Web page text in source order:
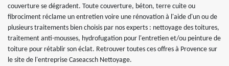
couverture se dégradent. Toute couverture, béton, terre cuite ou
fibrociment réclame un entretien voire une rénovation à l'aide d'un ou de
plusieurs traitements bien choisis par nos experts : nettoyage des toitures,
traitement anti-mousses, hydrofugation pour l'entretien et/ou peinture de
toiture pour rétablir son éclat. Retrouver toutes ces offres à Provence sur
le site de l'entreprise Caseacsch Nettoyage.